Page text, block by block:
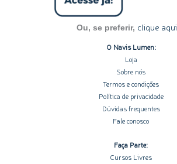
Ou, se preferir, clique aqui
O Navis Lumen:
Loja
Sobre nós
Termos e condições
Política de privacidade
Dúvidas frequentes
Fale conosco
Faça Parte:
Cursos Livres